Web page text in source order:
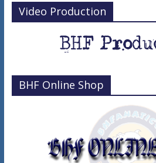
Video Production
BHF Online Shop